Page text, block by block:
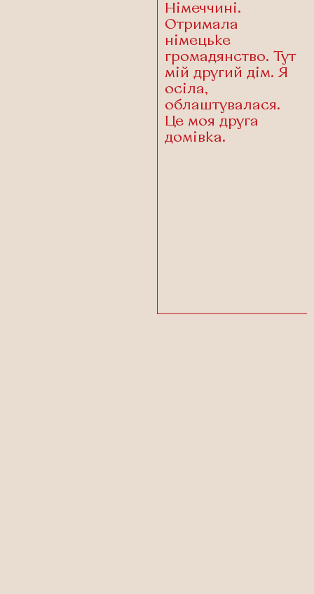
Німеччині.
Отримала
німецьке
громадянство. Тут
мій другий дім. Я
осіла,
облаштувалася.
Це моя друга
домівка.